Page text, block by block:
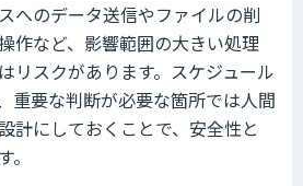
へのデータ送信やファイルの削
作など、影響範囲の大きい処理
リスクがあります。スケジュール
重要な判断が必要な箇所では人間
計にしておくことで、安全性と